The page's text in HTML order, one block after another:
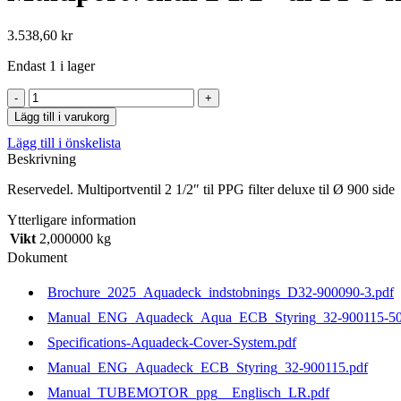
3.538,60 kr
Endast 1 i lager
Multiportventil
2
1/2"
til
PPG
deluxe
Ø
900
side
Lägg till i varukorg
Lägg till i önskelista
Beskrivning
Reservedel. Multiportventil 2 1/2″ til PPG filter deluxe til Ø 900 side
Ytterligare information
Vikt 2,000000 kg
Dokument
Brochure_2025_Aquadeck_indstobnings_D32-900090-3.pdf
Manual_ENG_Aquadeck_Aqua_ECB_Styring_32-900115-
Specifications-Aquadeck-Cover-System.pdf
Manual_ENG_Aquadeck_ECB_Styring_32-900115.pdf
Manual_TUBEMOTOR_ppg__Englisch_LR.pdf